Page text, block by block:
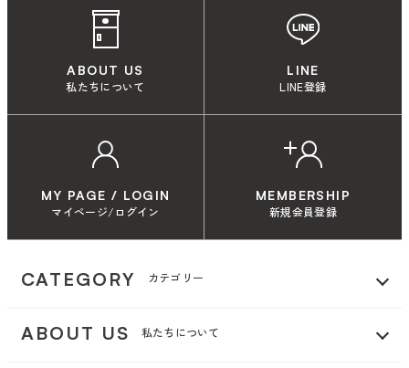
ABOUT US
私たちについて
LINE
LINE登録
MY PAGE / LOGIN
マイページ/ログイン
MEMBERSHIP
新規会員登録
CATEGORY カテゴリー
ABOUT US 私たちについて